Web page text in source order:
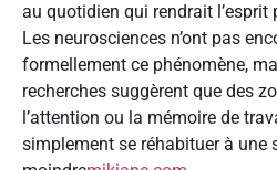
au quotidien qui rendrait l’esprit
Les neurosciences n’ont pas
formellement ce phénomène,
recherches suggèrent que des
l’attention ou la mémoire de
simplement se réhabituer à une